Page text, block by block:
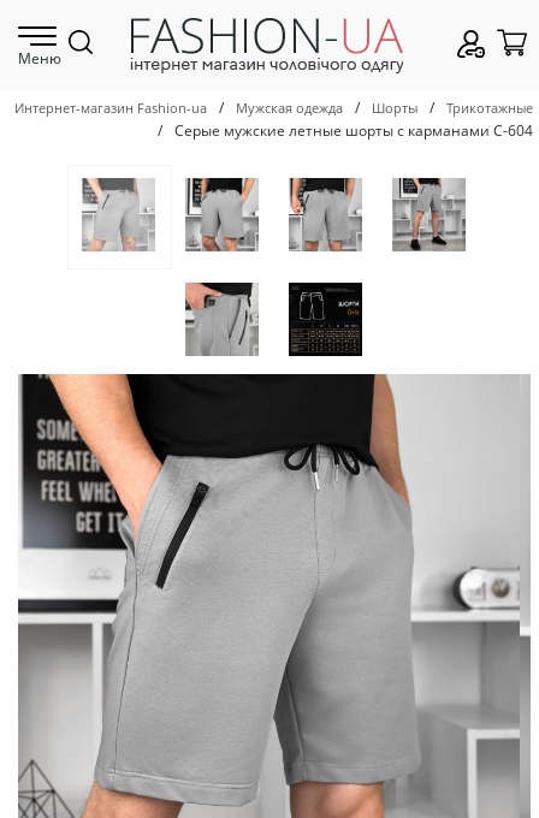
Меню
Интернет-магазин Fashion-ua / Мужская одежда / Шорты / Трикотажные
/ Серые мужские летные шорты с карманами С-604